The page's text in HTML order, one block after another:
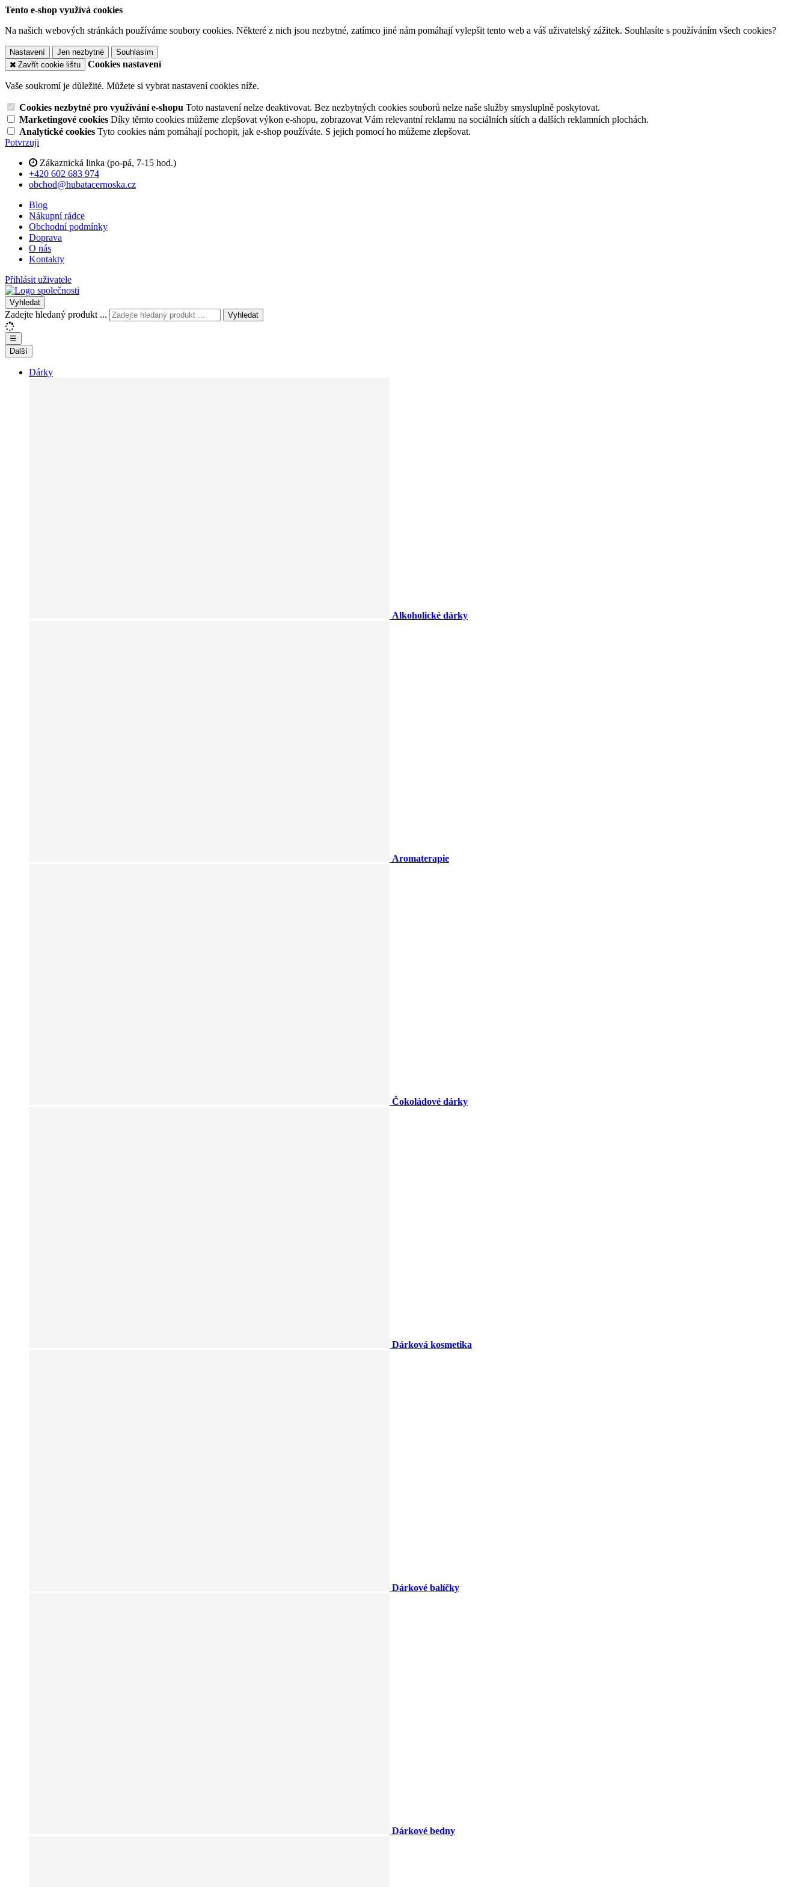
Tento e-shop využívá cookies
Na našich webových stránkách používáme soubory cookies. Některé z nich jsou nezbytné, zatímco jiné nám pomáhají vylepšit tento web a váš uživatelský zážitek. Souhlasíte s používáním všech cookies?
Nastavení Jen nezbytné
Souhlasím
Zavřít cookie lištu
Cookies nastavení
Vaše soukromí je důležité. Můžete si vybrat nastavení cookies níže.
Cookies nezbytné pro využívání e-shopu Toto nastavení nelze deaktivovat. Bez nezbytných cookies souborů nelze naše služby smysluplně poskytovat.
Marketingové cookies Díky těmto cookies můžeme zlepšovat výkon e-shopu, zobrazovat Vám relevantní reklamu na sociálních sítích a dalších reklamních plochách.
Analytické cookies Tyto cookies nám pomáhají pochopit, jak e-shop používáte. S jejich pomocí ho můžeme zlepšovat.
Potvrzuji
Zákaznická linka (po-pá, 7-15 hod.)
+420 602 683 974
obchod@hubatacernoska.cz
Blog
Nákupní rádce
Obchodní podmínky
Doprava
O nás
Kontakty
Přihlásit uživatele
Vyhledat
Zadejte hledaný produkt ... Vyhledat
☰
Další
Dárky
Alkoholické dárky
Aromaterapie
Čokoládové dárky
Dárková kosmetika
Dárkové balíčky
Dárkové bedny